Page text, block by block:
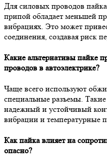
Для силовых проводов
припой обладает меньшей
вибрациях. Это может
соединения, создавая риск
Какие альтернативы пайке
проводов в автоэлектрике?
Чаще всего используют
специальные разъемы.
надежный и устойчивый
вибрации и температурные
Как пайка влияет на
опасно?